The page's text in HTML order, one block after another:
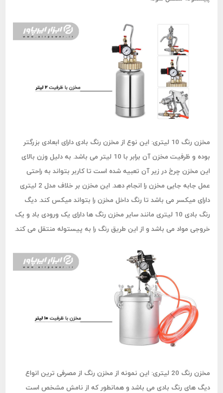
مخزن رنگ 10 لیتری:
این نوع از مخزن رنگ بادی دارای ابعادی بزرگتر
بوده و ظرفیت مخزن آن برابر با 10 لیتر می باشد. به دلیل وزن بالای
این مخزن چرخ در زیر آن تعبیه شده است تا کاربر بتواند به راحتی
عمل جابه جایی مخزن را انجام دهد. این مخزن بر خلاف مدل 2 لیتری
دارای میکسر می باشد تا رنگ داخل مخزن را بتواند میکس کند. دیگ
رنگ بادی 10 لیتری مانند سایر مخزن رنگ ها دارای یک ورودی باد و یک
خروجی مواد می باشد و از این طریق رنگ را به پیستوله منتقل می کند.
مخزن رنگ 20 لیتری:
این نمونه از مخزن رنگ از مصرفی ترین انواع
دیگ های رنگ بادی می باشد و همانطور که از نامش مشخص است